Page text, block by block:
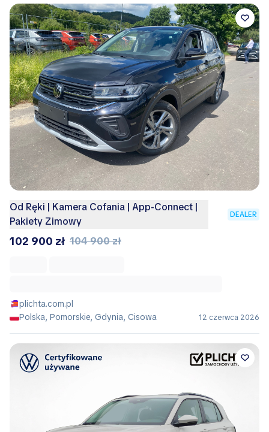
Od Ręki | Kamera Cofania | App-Connect |
Pakiety Zimowy
DEALER
102 900 zł 104 900 zł
plichta.com.pl
Polska, Pomorskie, Gdynia, Cisowa
12 czerwca 2026